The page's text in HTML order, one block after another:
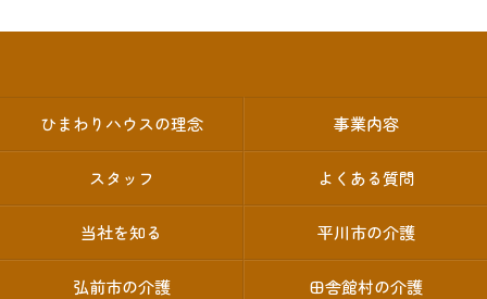
ひまわりハウスの理念 事業内容
スタッフ よくある質問
当社を知る 平川市の介護
弘前市の介護 田舎館村の介護